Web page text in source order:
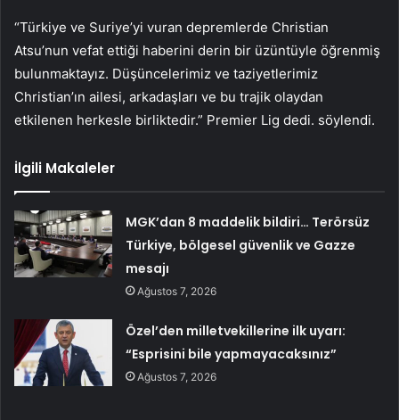
“Türkiye ve Suriye’yi vuran depremlerde Christian
Atsu’nun vefat ettiği haberini derin bir üzüntüyle öğrenmiş
bulunmaktayız. Düşüncelerimiz ve taziyetlerimiz
Christian’ın ailesi, arkadaşları ve bu trajik olaydan
etkilenen herkesle birliktedir.” Premier Lig dedi. söylendi.
İlgili Makaleler
MGK’dan 8 maddelik bildiri… Terörsüz
Türkiye, bölgesel güvenlik ve Gazze
mesajı
Ağustos 7, 2026
Özel’den milletvekillerine ilk uyarı:
“Esprisini bile yapmayacaksınız”
Ağustos 7, 2026